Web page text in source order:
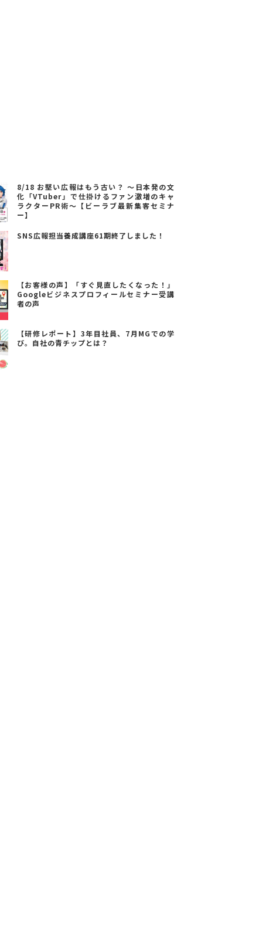
8/18 お堅い広報はもう古い？ ～日本発の文
化「VTuber」で仕掛けるファン激増のキャ
ラクターPR術～【ビーラブ最新集客セミナ
ー】
SNS広報担当養成講座61期終了しました！
【お客様の声】「すぐ見直したくなった！」
Googleビジネスプロフィールセミナー受講
者の声
【研修レポート】3年目社員、7月MGでの学
び。自社の青チップとは？